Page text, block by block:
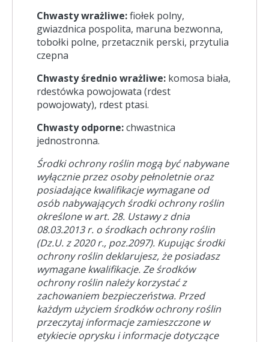
Chwasty wrażliwe:fiołek polny,
gwiazdnica pospolita, maruna bezwonna,
tobołki polne, przetacznik perski, przytulia
czepna
Chwasty średnio wrażliwe: komosa biała,
rdestówka powojowata (rdest
powojowaty), rdest ptasi.
Chwasty odporne:chwastnica
jednostronna.
Środki ochrony roślin mogą być nabywane
wyłącznie przez osoby pełnoletnie oraz
posiadające kwalifikacje wymagane od
osób nabywających środki ochrony roślin
określone w art. 28. Ustawy z dnia
08.03.2013 r. o środkach ochrony roślin
(Dz.U. z 2020 r., poz.2097). Kupując środki
ochrony roślin deklarujesz, że posiadasz
wymagane kwalifikacje. Ze środków
ochrony roślin należy korzystać z
zachowaniem bezpieczeństwa. Przed
każdym użyciem środków ochrony roślin
przeczytaj informacje zamieszczone w
etykiecie oprysku i informacje dotyczące